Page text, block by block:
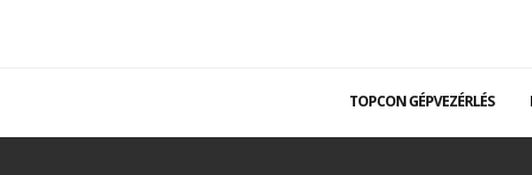
TOPCON GÉPVEZÉRLÉS